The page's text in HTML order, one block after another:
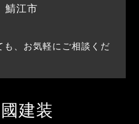
鯖江市
、お気軽にご相談くだ
建装